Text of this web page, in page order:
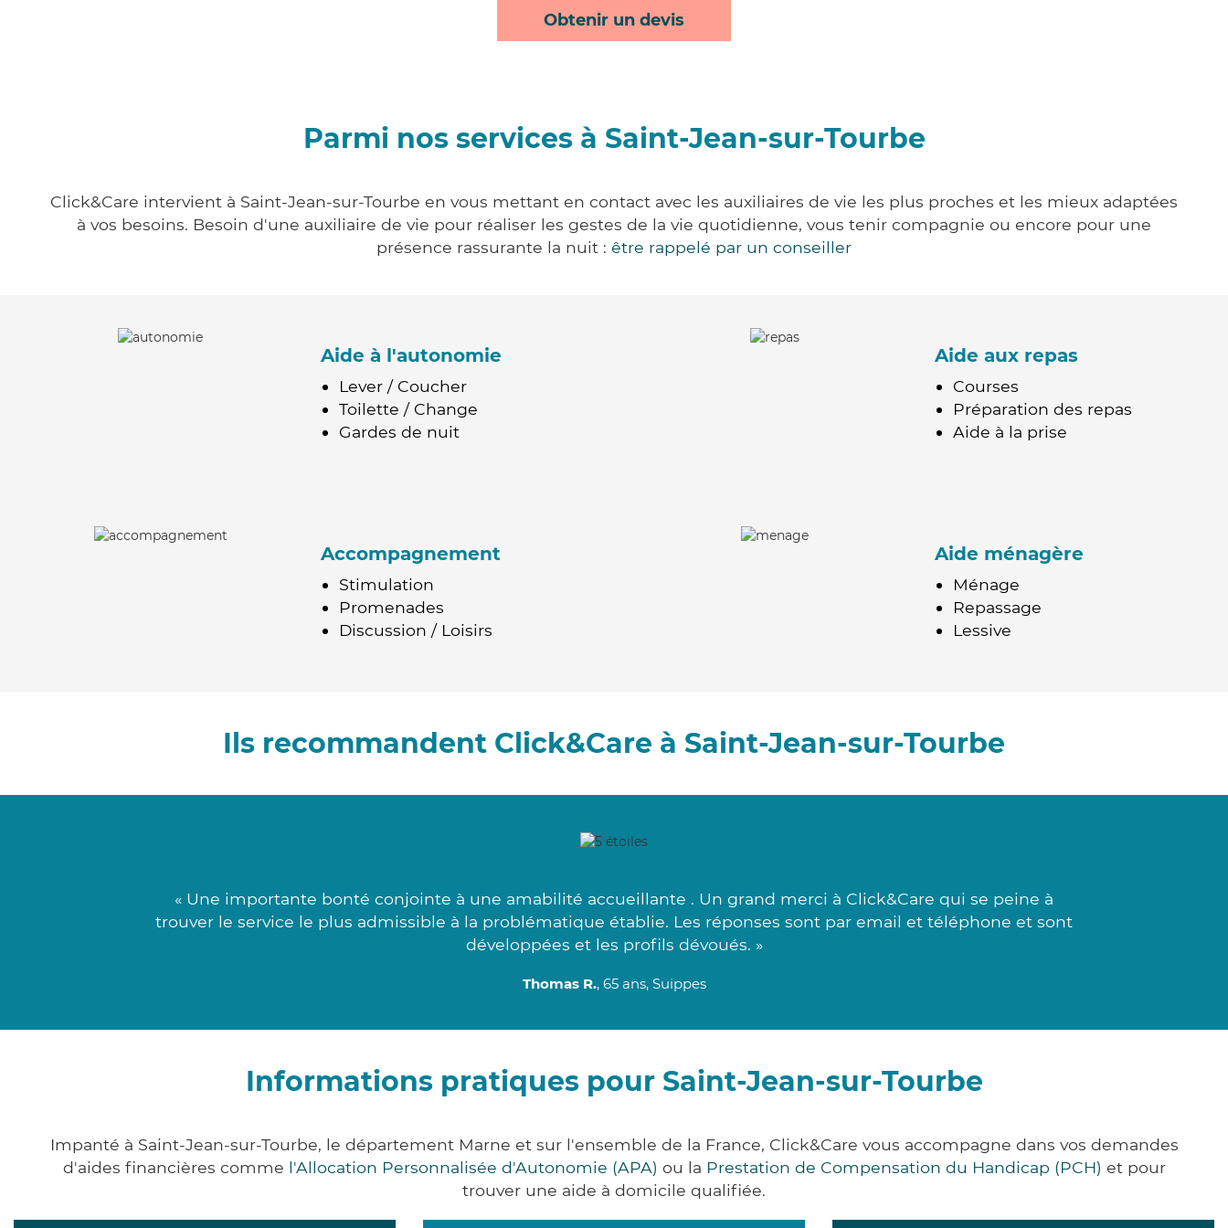
Obtenir un devis
Parmi nos services à Saint-Jean-sur-Tourbe
Click&Care intervient à Saint-Jean-sur-Tourbe en vous mettant en contact avec les auxiliaires de vie les plus proches et les mieux adaptées
à vos besoins. Besoin d'une auxiliaire de vie pour réaliser les gestes de la vie quotidienne, vous tenir compagnie ou encore pour une
présence rassurante la nuit : être rappelé par un conseiller
Aide à l'autonomie
Lever / Coucher
Toilette / Change
Gardes de nuit
Aide aux repas
Courses
Préparation des repas
Aide à la prise
Accompagnement
Stimulation
Promenades
Discussion / Loisirs
Aide ménagère
Ménage
Repassage
Lessive
Ils recommandent Click&Care à Saint-Jean-sur-Tourbe
« Une importante bonté conjointe à une amabilité accueillante . Un grand merci à Click&Care qui se peine à
trouver le service le plus admissible à la problématique établie. Les réponses sont par email et téléphone et sont
développées et les profils dévoués. »
Thomas R., 65 ans, Suippes
Informations pratiques pour Saint-Jean-sur-Tourbe
Impanté à Saint-Jean-sur-Tourbe, le département Marne et sur l'ensemble de la France, Click&Care vous accompagne dans vos demandes
d'aides financières comme l'Allocation Personnalisée d'Autonomie (APA) ou la Prestation de Compensation du Handicap (PCH) et pour
trouver une aide à domicile qualifiée.